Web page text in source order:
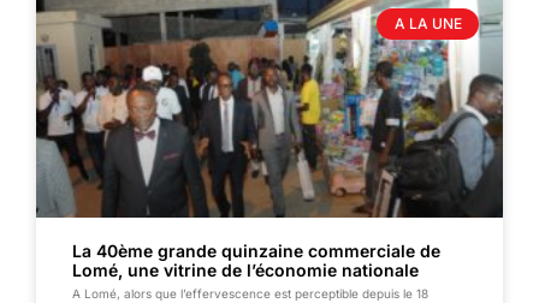
A LA UNE
La 40ème grande quinzaine commerciale de
Lomé, une vitrine de l’économie nationale
A Lomé, alors que l’effervescence est perceptible depuis le 18